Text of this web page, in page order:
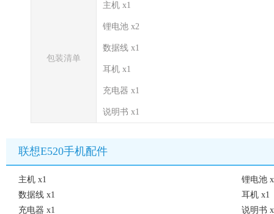
包装清单
主机 x1
锂电池 x2
数据线 x1
耳机 x1
充电器 x1
说明书 x1
联想E520手机配件
主机 x1
锂电池
数据线 x1
耳机 x1
充电器 x1
说明书